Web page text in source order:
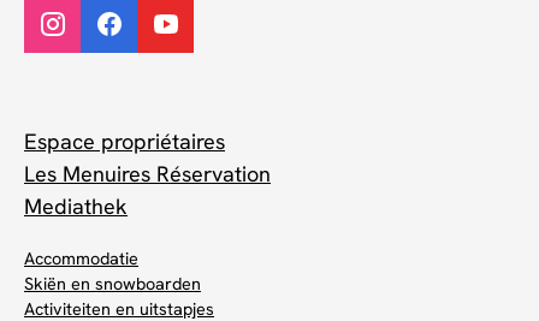
Espace propriétaires
Les Menuires Réservation
Mediathek
Accommodatie
Skiën en snowboarden
Activiteiten en uitstapjes